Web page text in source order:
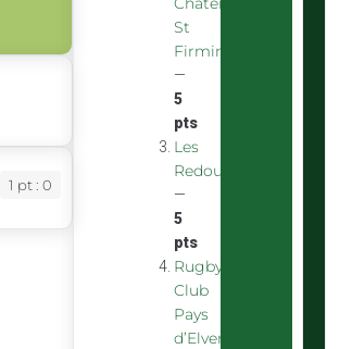
1 pt : 0
St
Firmin
—
5
pts
Les
Redoubstables
—
5
pts
Rugby
Club
Pays
d’Elven